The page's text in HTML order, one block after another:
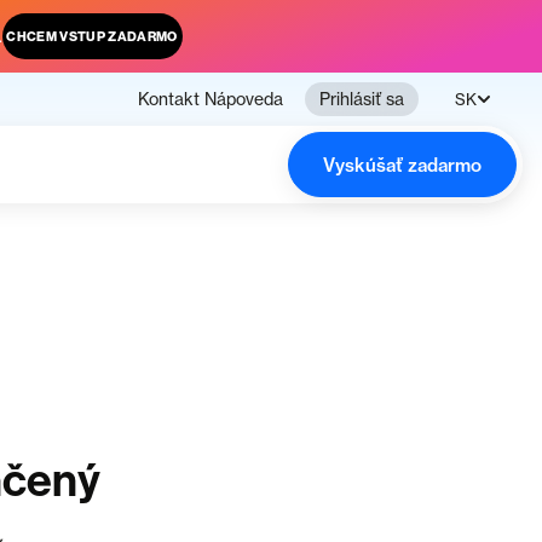
CHCEM VSTUP ZADARMO
Kontakt Nápoveda Prihlásiť sa SK
Vyskúšať zadarmo